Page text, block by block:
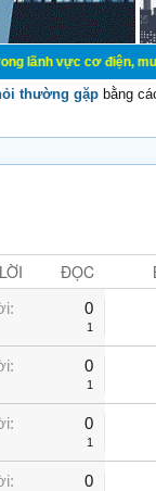
điện, mua bán,
thường gặp bằng
ĐỌC
0
1
0
1
0
1
0